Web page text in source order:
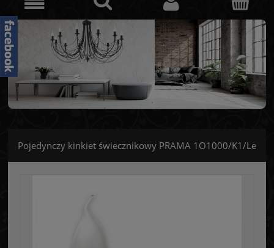
Pojedynczy kinkiet świecznikowy PRAMA 1O1000/K1/Le